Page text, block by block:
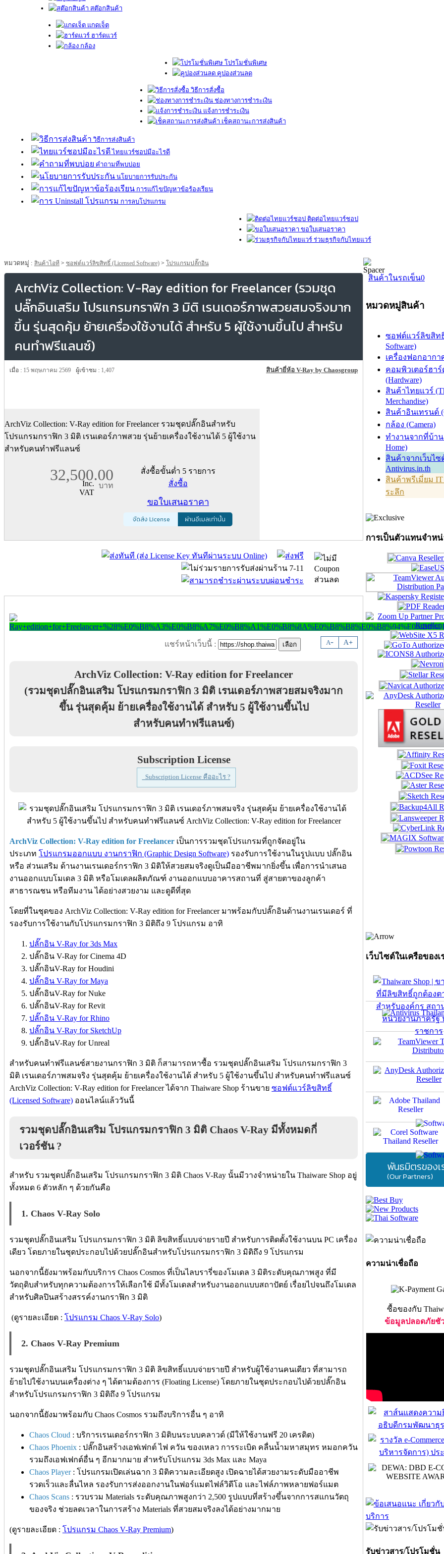
สต๊อกสินค้า
แกดเจ็ต
ฮาร์ดแวร์
กล้อง
โปรโมชั่นพิเศษ
คูปองส่วนลด
วิธีการสั่งซื้อ
ช่องทางการชำระเงิน
แจ้งการชำระเงิน
เช็คสถานะการส่งสินค้า
วิธีการส่งสินค้า
ไทยแวร์ชอปมีอะไรดี
คำถามที่พบบ่อย
นโยบายการรับประกัน
การแก้ไขปัญหาข้อร้องเรียน
การลบโปรแกรม
ติดต่อไทยแวร์ชอป
ขอใบเสนอราคา
ร่วมธุรกิจกับไทยแวร์
หมวดหมู่ : สินค้าไอที > ซอฟต์แวร์ลิขสิทธิ์ (Licensed Software) > โปรแกรมปลั๊กอิน
ArchViz Collection: V-Ray edition for Freelancer (รวมชุด
ปลั๊กอินเสริม โปรแกรมกราฟิก 3 มิติ เรนเดอร์ภาพสวยสมจริงมาก
ขึ้น รุ่นสุดคุ้ม ย้ายเครื่องใช้งานได้ สำหรับ 5 ผู้ใช้งานขึ้นไป สำหรับ
คนทำฟรีแลนซ์)
เมื่อ : 15 พฤษภาคม 2569 ผู้เข้าชม : 1,407 สินค้ายี่ห้อ V-Ray by Chaosgroup
ArchViz Collection: V-Ray edition for Freelancer รวมชุดปลั๊กอินสำหรับ
โปรแกรมกราฟิก 3 มิติ เรนเดอร์ภาพสวย รุ่นย้ายเครื่องใช้งานได้ 5 ผู้ใช้งาน
สำหรับคนทำฟรีแลนซ์
32,500.00
บาท
Inc.
VAT
สั่งซื้อขั้นต่ำ 5 รายการ
สั่งซื้อ
ขอใบเสนอราคา
จัดส่ง License ผ่านอีเมลเท่านั้น
A- A+
แชร์หน้าเว็บนี้ :
ArchViz Collection: V-Ray edition for Freelancer
(รวมชุดปลั๊กอินเสริม โปรแกรมกราฟิก 3 มิติ เรนเดอร์ภาพสวยสมจริงมาก
ขึ้น รุ่นสุดคุ้ม ย้ายเครื่องใช้งานได้ สำหรับ 5 ผู้ใช้งานขึ้นไป
สำหรับคนทำฟรีแลนซ์)
Subscription License
Subscription License คืออะไร ?
ArchViz Collection: V-Ray edition for Freelancer เป็นการรวมชุดโปรแกรมที่ถูกจัดอยู่ใน
ประเภท โปรแกรมออกแบบ งานกราฟิก (Graphic Design Software) รองรับการใช้งานในรูปแบบ ปลั๊กอิน
หรือ ส่วนเสริม ด้านงานเรนเดอร์กราฟิก 3 มิติให้สวยสมจริงดูเป็นมืออาชีพมากยิ่งขึ้น เพื่อการนำเสนอ
งานออกแบบโมเดล 3 มิติ หรือโมเดลผลิตภัณฑ์ งานออกแบบอาคารสถานที่ สู่สายตาของลูกค้า
สาธารณชน หรือทีมงาน ได้อย่างสวยงาม และดูดีที่สุด
โดยที่ในชุดของ ArchViz Collection: V-Ray edition for Freelancer มาพร้อมกับปลั๊กอินด้านงานเรนเดอร์ ที่
รองรับการใช้งานกับโปรแกรมกราฟิก 3 มิติถึง 9 โปรแกรม อาทิ
ปลั๊กอิน V-Ray for 3ds Max
ปลั๊กอิน V-Ray for Cinema 4D
ปลั๊กอินV-Ray for Houdini
ปลั๊กอิน V-Ray for Maya
ปลั๊กอินV-Ray for Nuke
ปลั๊กอินV-Ray for Revit
ปลั๊กอิน V-Ray for Rhino
ปลั๊กอิน V-Ray for SketchUp
ปลั๊กอินV-Ray for Unreal
สำหรับคนทำฟรีแลนซ์สายงานกราฟิก 3 มิติ ก็สามารถหาซื้อ รวมชุดปลั๊กอินเสริม โปรแกรมกราฟิก 3
มิติ เรนเดอร์ภาพสมจริง รุ่นสุดคุ้ม ย้ายเครื่องใช้งานได้ สำหรับ 5 ผู้ใช้งานขึ้นไป สำหรับคนทำฟรีแลนซ์
ArchViz Collection: V-Ray edition for Freelancer ได้จาก Thaiware Shop ร้านขาย ซอฟต์แวร์ลิขสิทธิ์
(Licensed Software) ออนไลน์แล้ววันนี้
รวมชุดปลั๊กอินเสริม โปรแกรมกราฟิก 3 มิติ Chaos V-Ray มีทั้งหมดกี่
เวอร์ชัน ?
สำหรับ รวมชุดปลั๊กอินเสริม โปรแกรมกราฟิก 3 มิติ Chaos V-Ray นั้นมีวางจำหน่ายใน Thaiware Shop อยู่
ทั้งหมด 6 ตัวหลัก ๆ ด้วยกันคือ
1. Chaos V-Ray Solo
รวมชุดปลั๊กอินเสริม โปรแกรมกราฟิก 3 มิติ ลิขสิทธิ์แบบจ่ายรายปี สำหรับการติดตั้งใช้งานบน PC เครื่อง
เดียว โดยภายในชุดประกอบไปด้วยปลั๊กอินสำหรับโปรแกรมกราฟิก 3 มิติถึง 9 โปรแกรม
นอกจากนี้ยังมาพร้อมกับบริการ Chaos Cosmos ที่เป็นไลบรารี่ของโมเดล 3 มิติระดับคุณภาพสูง ที่มี
วัตถุดิบสำหรับทุกความต้องการให้เลือกใช้ มีทั้งโมเดลสำหรับงานออกแบบสถาปัตย์ เรื่อยไปจนถึงโมเดล
สำหรับศิลปินสร้างสรรค์งานกราฟิก 3 มิติ
(ดูรายละเอียด : โปรแกรม Chaos V-Ray Solo)
2. Chaos V-Ray Premium
รวมชุดปลั๊กอินเสริม โปรแกรมกราฟิก 3 มิติ ลิขสิทธิ์แบบจ่ายรายปี สำหรับผู้ใช้งานคนเดียว ที่สามารถ
ย้ายไปใช้งานบนเครื่องต่าง ๆ ได้ตามต้องการ (Floating License) โดยภายในชุดประกอบไปด้วยปลั๊กอิน
สำหรับโปรแกรมกราฟิก 3 มิติถึง 9 โปรแกรม
นอกจากนี้ยังมาพร้อมกับ Chaos Cosmos รวมถึงบริการอื่น ๆ อาทิ
Chaos Cloud : บริการเรนเดอร์กราฟิก 3 มิติบนระบบคลาวด์ (มีให้ใช้งานฟรี 20 เครดิต)
Chaos Phoenix : ปลั๊กอินสร้างเอฟเฟกต์ ไฟ ควัน ของเหลว การระเบิด คลื่นน้ำมหาสมุทร หมอกควัน
รวมถึงเอฟเฟกต์อื่น ๆ อีกมากมาย สำหรับโปรแกรม 3ds Max และ Maya
Chaos Player: โปรแกรมเปิดเล่นฉาก 3 มิติความละเอียดสูง เปิดฉายได้สวยงามระดับมืออาชีพ
รวดเร็วและลื่นไหล รองรับการส่งออกงานในฟอร์แมตไฟล์วิดีโอ และไฟล์ภาพหลายฟอร์แมต
Chaos Scans : รวบรวม Materials ระดับคุณภาพสูงกว่า 2,500 รูปแบบที่สร้างขึ้นจากการสแกนวัตถุ
ของจริง ช่วยลดเวลาในการสร้าง Materials ที่สวยสมจริงลงได้อย่างมากมาย
(ดูรายละเอียด : โปรแกรม Chaos V-Ray Premium)
สินค้าในรถเข็น0
หมวดหมู่สินค้า
ซอฟต์แวร์ลิขสิทธิ์
Software)
เครื่องฟอกอากา
คอมพิวเตอร์ฮาร์
(Hardware)
สินค้าไทยแวร์
Merchandise)
สินค้าอินเทรนด์
กล้อง (Camera)
ทำงานจากที่บ้าน
Home)
สินค้าจากเว็บไซ
Antivirus.in.th
สินค้าพรีเมี่ยม
ระลึก
การเป็นตัวแทนจำห
เว็บไซต์ในเครือของเ
พันธมิตรของเ
(Our Partners)
ความน่าเชื่อถือ
ซื้อของกับ
ข้อมูลปลอดภัยชัว
รับข่าวสาร/โปรโมชั่น